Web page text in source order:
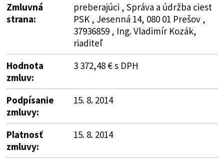
Zmluvná
strana:
preberajúci , Správa a údržba ciest
PSK , Jesenná 14, 080 01 Prešov ,
37936859 , Ing. Vladimír Kozák,
riaditeľ
Hodnota
zmluv:
3 372,48 € s DPH
Podpísanie
zmluvy:
15. 8. 2014
Platnosť
zmluvy:
15. 8. 2014